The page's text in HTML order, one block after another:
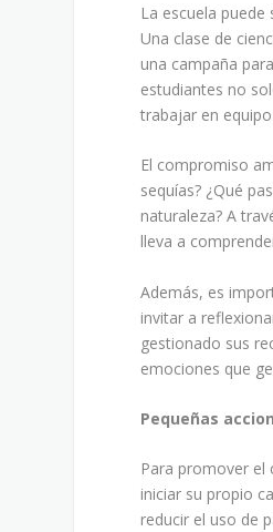
La escuela
Una clase de
una campaña
estudiantes no
trabajar en
El compromiso
sequías? ¿Qué
naturaleza? A
lleva a
Además, es
invitar a
gestionado sus
emociones que
Pequeñas
Para promover el
iniciar su propio
reducir el uso de